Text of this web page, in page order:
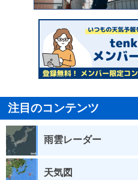
注目のコンテンツ
雨雲レーダー
天気図